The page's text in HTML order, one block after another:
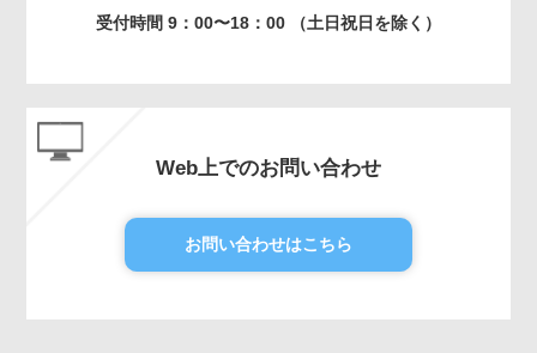
受付時間 9：00〜18：00 （土日祝日を除く）
Web上でのお問い合わせ
お問い合わせはこちら